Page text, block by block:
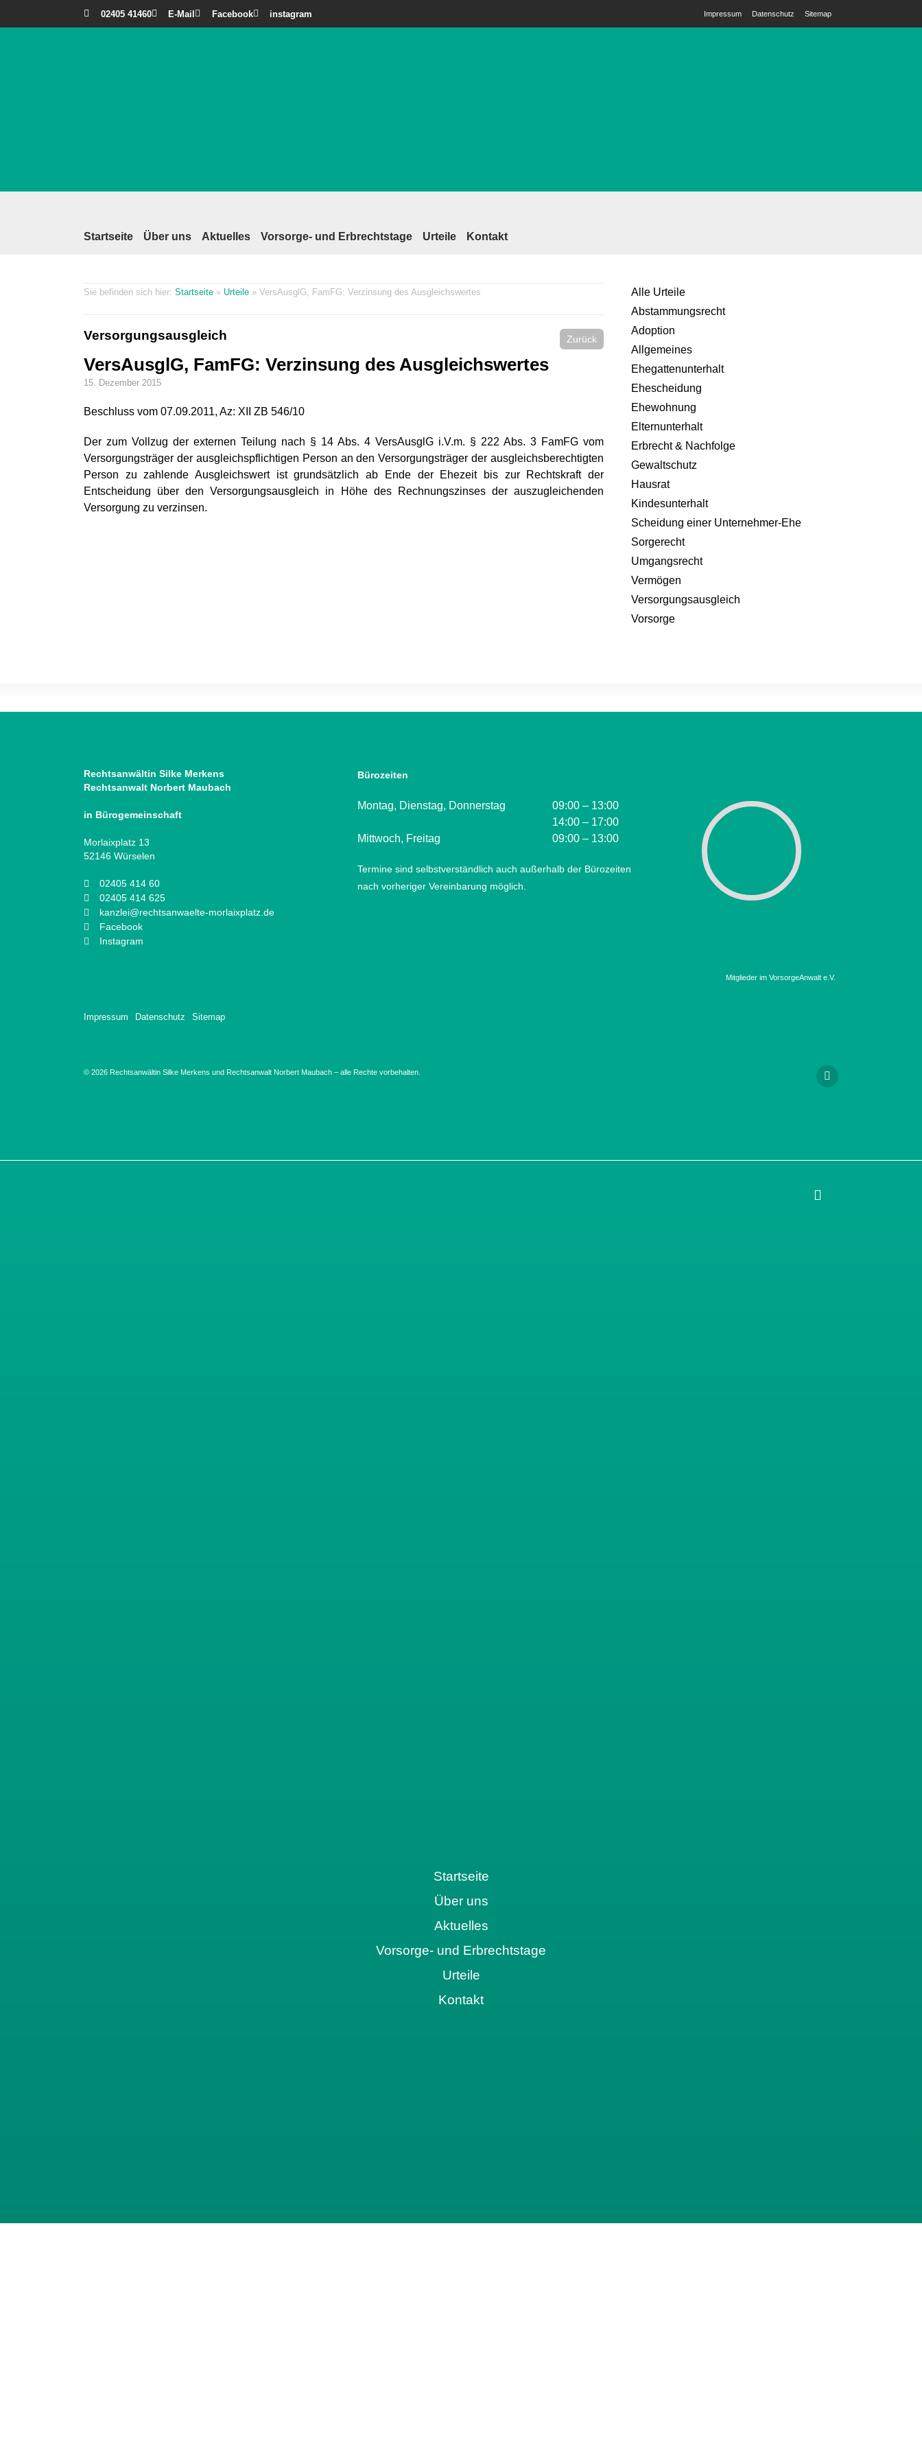
02405 41460 E-Mail Facebook instagram Impressum Datenschutz Sitemap
Startseite Über uns Aktuelles Vorsorge- und Erbrechtstage Urteile Kontakt
Startseite » Urteile » VersAusglG, FamFG: Verzinsung des Ausgleichswertes
Versorgungsausgleich Zurück
VersAusglG, FamFG: Verzinsung des Ausgleichswertes
15. Dezember 2015
Beschluss vom 07.09.2011, Az: XII ZB 546/10
Der zum Vollzug der externen Teilung nach § 14 Abs. 4 VersAusglG i.V.m. § 222 Abs. 3 FamFG vom
Versorgungsträger der ausgleichspflichtigen Person an den Versorgungsträger der ausgleichsberechtigten
Person zu zahlende Ausgleichswert ist grundsätzlich ab Ende der Ehezeit bis zur Rechtskraft der
Entscheidung über den Versorgungsausgleich in Höhe des Rechnungszinses der auszugleichenden
Versorgung zu verzinsen.
Alle Urteile
Abstammungsrecht
Adoption
Allgemeines
Ehegattenunterhalt
Ehescheidung
Ehewohnung
Elternunterhalt
Erbrecht & Nachfolge
Gewaltschutz
Hausrat
Kindesunterhalt
Scheidung einer Unternehmer-Ehe
Sorgerecht
Umgangsrecht
Vermögen
Versorgungsausgleich
Vorsorge
Rechtsanwältin Silke Merkens
Rechtsanwalt Norbert Maubach
in Bürogemeinschaft
Morlaixplatz 13
52146 Würselen
02405 414 60
02405 414 625
kanzlei@rechtsanwaelte-morlaixplatz.de
Facebook
Instagram
Bürozeiten
Montag, Dienstag, Donnerstag
09:00 – 13:00
14:00 – 17:00
Mittwoch, Freitag
09:00 – 13:00
Termine sind selbstverständlich auch außerhalb der Bürozeiten
nach vorheriger Vereinbarung möglich.
Mitglieder im VorsorgeAnwalt e.V.
Impressum Datenschutz Sitemap
© 2026 Rechtsanwältin Silke Merkens und Rechtsanwalt Norbert Maubach – alle Rechte vorbehalten.
Startseite
Über uns
Aktuelles
Vorsorge- und Erbrechtstage
Urteile
Kontakt